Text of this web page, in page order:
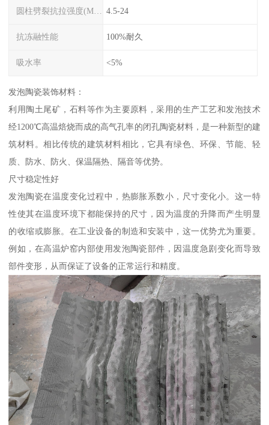
圆柱劈裂抗拉强度(MPa) 4.5-24
抗冻融性能 100%耐久
吸水率 <5%
发泡陶瓷装饰材料：
利用陶土尾矿，石料等作为主要原料，采用的生产工艺和发泡技术
经1200℃高温焙烧而成的高气孔率的闭孔陶瓷材料，是一种新型的建
筑材料。相比传统的建筑材料相比，它具有绿色、环保、节能、轻
质、防水、防火、保温隔热、隔音等优势。
尺寸稳定性好
发泡陶瓷在温度变化过程中，热膨胀系数小，尺寸变化小。这一特
性使其在温度环境下都能保持的尺寸，因为温度的升降而产生明显
的收缩或膨胀。在工业设备的制造和安装中，这一优势尤为重要。
例如，在高温炉窑内部使用发泡陶瓷部件，因温度急剧变化而导致
部件变形，从而保证了设备的正常运行和精度。